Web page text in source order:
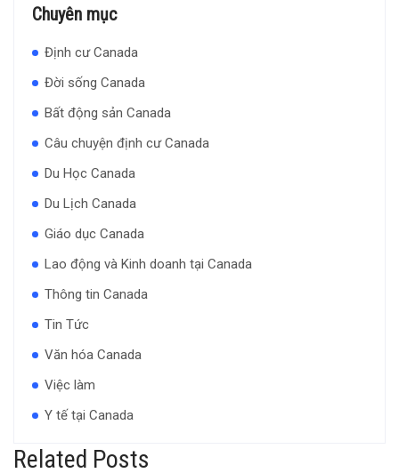
Chuyên mục
Định cư Canada
Đời sống Canada
Bất động sản Canada
Câu chuyện định cư Canada
Du Học Canada
Du Lịch Canada
Giáo dục Canada
Lao động và Kinh doanh tại Canada
Thông tin Canada
Tin Tức
Văn hóa Canada
Việc làm
Y tế tại Canada
Related Posts